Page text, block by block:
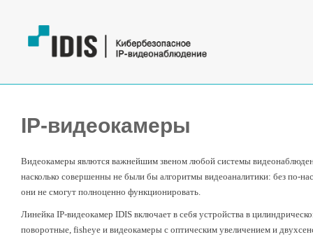
IP-видеокамеры
Видеокамеры явлются важнейшим звеном любой системы
насколько совершенны не были бы алгоритмы видеоаналитики: без по-
они не смогут полноценно функционировать.
Линейка IP-видеокамер IDIS включает в себя устройства в
поворотные, fisheye и видеокамеры с оптическим увеличением и